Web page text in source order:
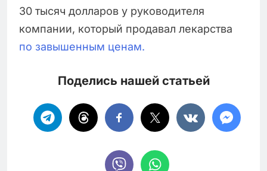
30 тысяч долларов у руководителя
компании, который продавал лекарства
по завышенным ценам.
Поделись нашей статьей